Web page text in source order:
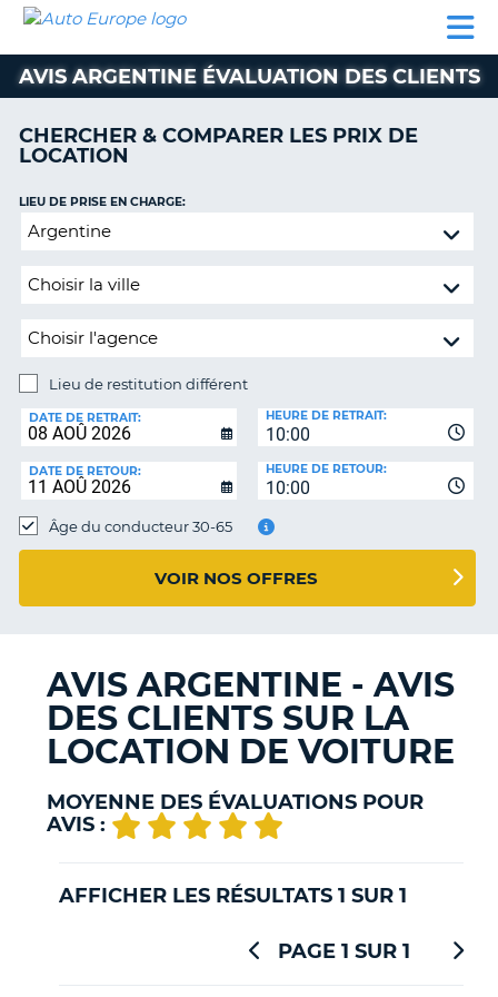
LOCATION
VOITURE
CAMPING-
CAR
CLIENT
AUTO
EUROPE
LOCATION
VOITURE
CAMPING-
CAR
PARTENAIRES
SUPPORT
CLIENT
COMPTE
MA
AVIS ARGENTINE ÉVALUATION DES CLIENTS
CHERCHER & COMPARER LES PRIX DE
LOCATION
Lieu
restitution
LIEU DE PRISE EN CHARGE:
Lieu de restitution différent
DE
RESTITUTION:
DATE DE RETRAIT:
10:00
HEURE DE RETRAIT:
DATE DE RETOUR:
10:00
HEURE DE RETOUR:
Âge du conducteur 30-65
VOIR NOS OFFRES
AVIS ARGENTINE - AVIS
DES CLIENTS SUR LA
LOCATION DE VOITURE
MOYENNE DES ÉVALUATIONS POUR
AVIS :
AFFICHER LES RÉSULTATS 1 SUR 1
PAGE 1 SUR 1